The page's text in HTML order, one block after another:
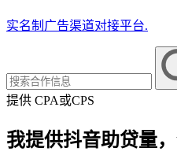
实名制广告渠道对接平台.
提供 CPA或CPS
我提供抖音助贷量